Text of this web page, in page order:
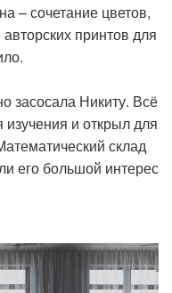
– сочетание цветов,
принтов для
засосала Никиту. Всё
и открыл для
склад
его большой интерес